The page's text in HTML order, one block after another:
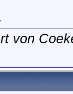
von